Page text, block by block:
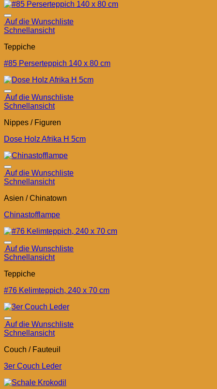
Auf die Wunschliste
Schnellansicht
Teppiche
#85 Perserteppich 140 x 80 cm
Auf die Wunschliste
Schnellansicht
Nippes / Figuren
Dose Holz Afrika H 5cm
Auf die Wunschliste
Schnellansicht
Asien / Chinatown
Chinastofflampe
Auf die Wunschliste
Schnellansicht
Teppiche
#76 Kelimteppich, 240 x 70 cm
Auf die Wunschliste
Schnellansicht
Couch / Fauteuil
3er Couch Leder